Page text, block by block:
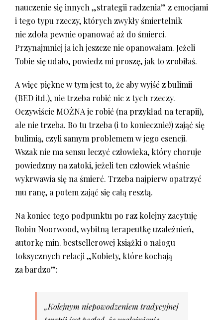
nauczenie się innych „strategii radzenia” z emocjami
i tego typu rzeczy, których zwykły śmiertelnik
nie zdoła pewnie opanować aż do śmierci.
Przynajmniej ja ich jeszcze nie opanowałam. Jeżeli
Tobie się udało, powiedz mi proszę, jak to zrobiłaś.
A więc piękne w tym jest to, że aby wyjść z bulimii
(BED itd.), nie trzeba robić nic z tych rzeczy.
Oczywiście MOŻNA je robić (na przykład na terapii),
ale nie trzeba. Bo tu trzeba (i to koniecznie!) zająć się
bulimią, czyli samym problemem w jego esencji.
Wszak nie ma sensu leczyć człowieka, który choruje
powiedzmy na zatoki, jeżeli ten człowiek właśnie
wykrwawia się na śmierć. Trzeba najpierw opatrzyć
mu ranę, a potem zająć się całą resztą.
Na koniec tego podpunktu po raz kolejny zacytuję
Robin Noorwood, wybitną terapeutkę uzależnień,
autorkę min. bestsellerowej książki o nałogu
toksycznych relacji „Kobiety, które kochają
za bardzo”:
„Kolejnym niepowodzeniem tradycyjnej